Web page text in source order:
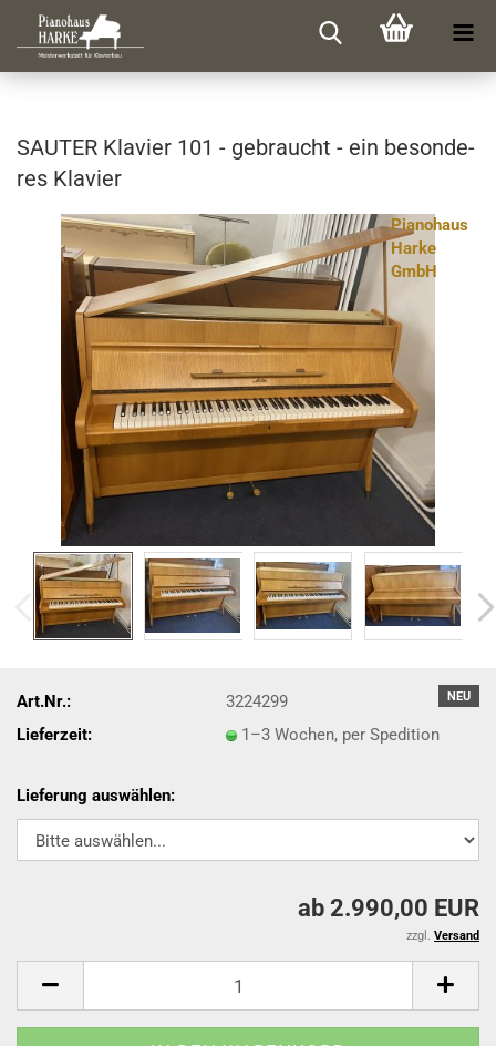
SAU­TER Kla­vier 101 - ge­braucht - ein be­son­de­
res Kla­vier
Pianohaus
Harke
GmbH
NEU
Art.Nr.:
3224299
Lieferzeit:
1–3 Wochen, per Spedition
Lieferung auswählen:
ab 2.990,00 EUR
zzgl. Versand